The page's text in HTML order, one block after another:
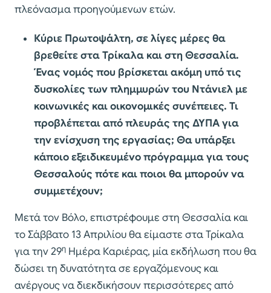
πλεόνασμα προηγούμενων ετών.
Κύριε Πρωτοψάλτη, σε λίγες μέρες θα
βρεθείτε στα Τρίκαλα και στη Θεσσαλία.
Ένας νομός που βρίσκεται ακόμη υπό τις
δυσκολίες των πλημμυρών του Ντάνιελ με
κοινωνικές και οικονομικές συνέπειες. Τι
προβλέπεται από πλευράς της ΔΥΠΑ για
την ενίσχυση της εργασίας; Θα υπάρξει
κάποιο εξειδικευμένο πρόγραμμα για τους
Θεσσαλούς πότε και ποιοι θα μπορούν να
συμμετέχουν;
Μετά τον Βόλο, επιστρέφουμε στη Θεσσαλία και
το Σάββατο 13 Απριλίου θα είμαστε στα Τρίκαλα
για την 29η Ημέρα Καριέρας, μία εκδήλωση που θα
δώσει τη δυνατότητα σε εργαζόμενους και
ανέργους να διεκδικήσουν περισσότερες από